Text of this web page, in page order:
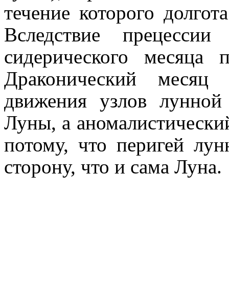
течение которого
Вследствие
сидерического месяца
Драконический месяц
движения узлов
Луны, а
потому, что перигей
сторону, что и сама Луна.